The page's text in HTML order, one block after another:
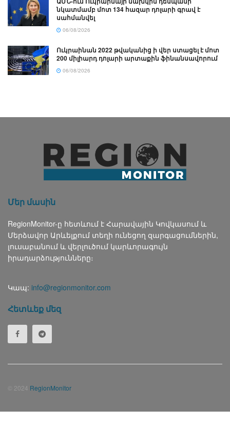
նկատմամբ մոտ 134 հազար դոլարի գրավ է
սահմանվել
06/08/2026
Ուկրաինան 2022 թվականից ի վեր ստացել է մոտ
200 միլիարդ դոլարի արտաքին ֆինանսավորում
06/08/2026
Մեր մասին
RegionMonitor-ը հետևում է Հարավային Կովկասում և
Մերձավոր Արևելքում տեղի ունեցող զարգացումներին,
լուսաբանում և վերլուծում կարևորագույն
իրադարձությունները։
Կապ: info@regionmonitor.com
Հետևեք մեզ
© 2024 RegionMonitor